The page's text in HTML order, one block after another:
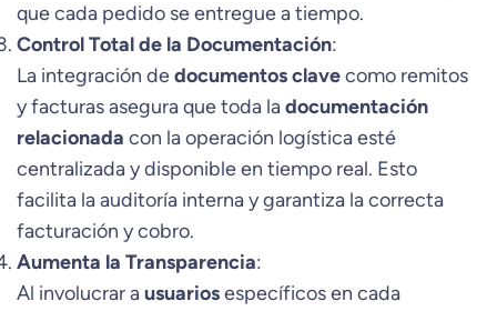
que cada pedido se entregue a tiempo.
Control Total de la Documentación:
La integración dedocumentos clavecomo remitos
y facturas asegura que toda ladocumentación
relacionada con la operación logística esté
centralizada y disponible en tiempo real. Esto
facilita la auditoría interna y garantiza la correcta
facturación y cobro.
Aumenta la Transparencia:
Al involucrar ausuariosespecíficos en cada